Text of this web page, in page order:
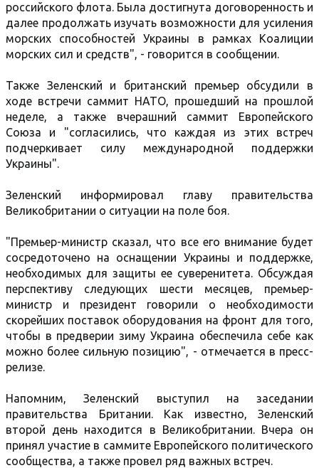
российского флота. Была достигнута договоренность и
далее продолжать изучать возможности для усиления
морских способностей Украины в рамках Коалиции
морских сил и средств", - говорится в сообщении.
Также Зеленский и британский премьер обсудили в
ходе встречи саммит НАТО, прошедший на прошлой
неделе, а также вчерашний саммит Европейского
Союза и "согласились, что каждая из этих встреч
подчеркивает силу международной поддержки
Украины".
Зеленский информировал главу правительства
Великобритании о ситуации на поле боя.
"Премьер-министр сказал, что все его внимание будет
сосредоточено на оснащении Украины и поддержке,
необходимых для защиты ее суверенитета. Обсуждая
перспективу следующих шести месяцев, премьер-
министр и президент говорили о необходимости
скорейших поставок оборудования на фронт для того,
чтобы в предверии зиму Украина обеспечила себе как
можно более сильную позицию", - отмечается в пресс-
релизе.
Напомним, Зеленский выступил на заседании
правительства Британии. Как известно, Зеленский
второй день находится в Великобритании. Вчера он
принял участие в саммите Европейского политического
сообщества, а также провел ряд важных встреч.